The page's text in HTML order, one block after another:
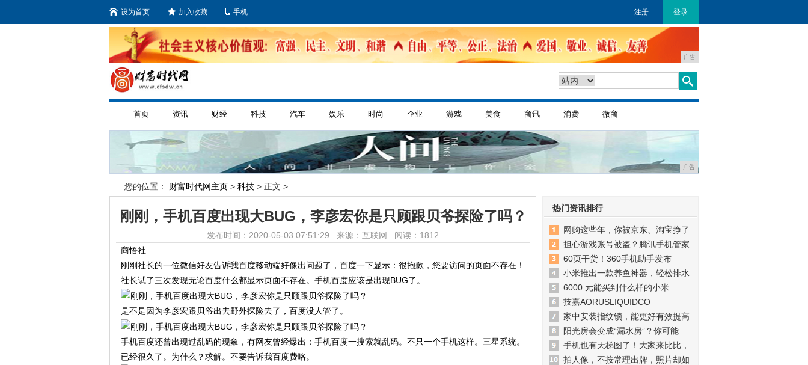
设为首页 加入收藏 手机 注册 登录
广告
首页 资讯 财经 科技 汽车 娱乐 时尚 企业 游戏 美食 商讯 消费 微商
广告
您的位置： 财富时代网主页 > 科技 > 正文 >
刚刚，手机百度出现大BUG，李彦宏你是只顾跟贝爷探险了吗？
发布时间：2020-05-03 07:51:29 来源：互联网 阅读：1812
商悟社
刚刚社长的一位微信好友告诉我百度移动端好像出问题了，百度一下显示：很抱歉，您要访问的页面不存在！
社长试了三次发现无论百度什么都显示页面不存在。手机百度应该是出现BUG了。
是不是因为李彦宏跟贝爷出去野外探险去了，百度没人管了。
手机百度还曾出现过乱码的现象，有网友曾经爆出：手机百度一搜索就乱码。不只一个手机这样。三星系统。
已经很久了。为什么？求解。不要告诉我百度费咯。
热门资讯排行
网购这些年，你被京东、淘宝挣了
担心游戏账号被盗？腾讯手机管家
60页干货！360手机助手发布
小米推出一款养鱼神器，轻松排水
6000 元能买到什么样的小米
技嘉AORUSLIQUIDCO
家中安装指纹锁，能更好有效提高
阳光房会变成“漏水房”？你可能
手机也有天梯图了！大家来比比，
拍人像，不按常理出牌，照片却如